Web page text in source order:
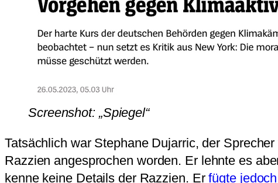
Screenshot: „Spiegel“
Tatsächlich war Stephane Dujarric, der
Razzien angesprochen worden. Er lehnte es
kenne keine Details der Razzien. Erfügte